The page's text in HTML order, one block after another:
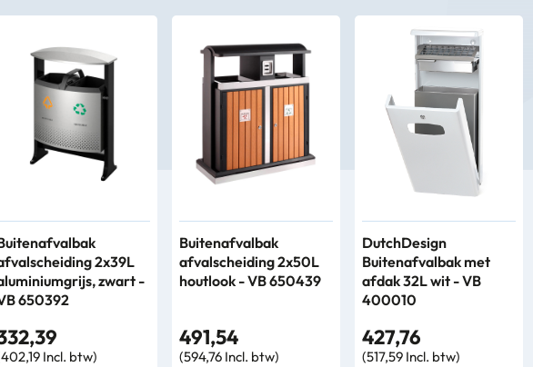
2x39L
zwart -
650392
Incl. btw)
Buitenafvalbak
afvalscheiding 2x50L
houtlook - VB 650439
491,54
(594,76 Incl. btw)
DutchDesign
Buitenafvalbak met
afdak 32L wit - VB
400010
427,76
(517,59 Incl. btw)